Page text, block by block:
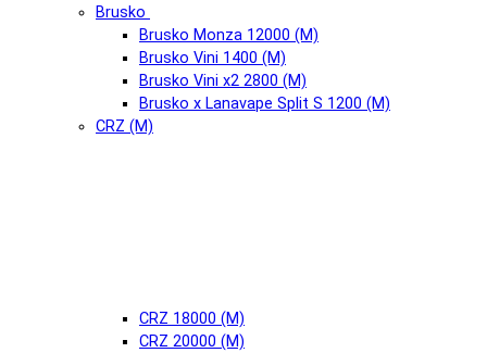
Brusko
Brusko Monza 12000 (М)
Brusko Vini 1400 (М)
Brusko Vini x2 2800 (М)
Brusko x Lanavape Split S 1200 (М)
CRZ (М)
CRZ 18000 (М)
CRZ 20000 (М)